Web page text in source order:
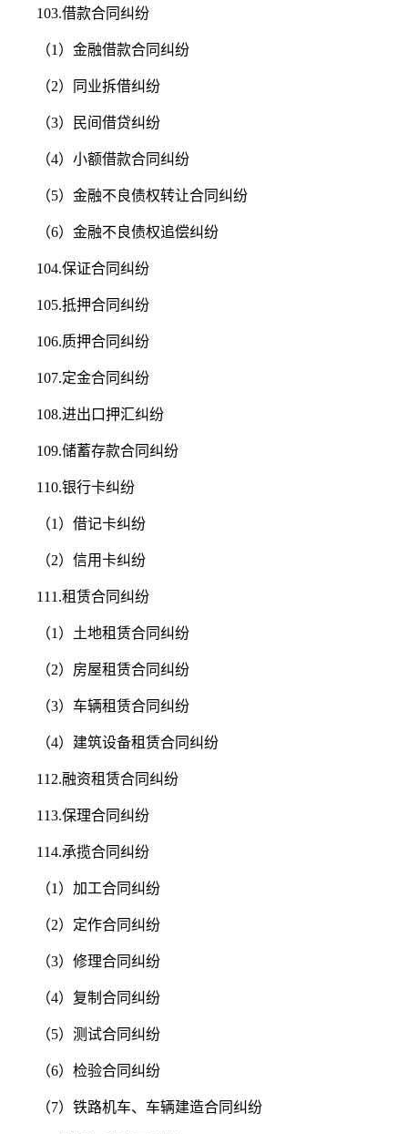
103.借款合同纠纷
（1）金融借款合同纠纷
（2）同业拆借纠纷
（3）民间借贷纠纷
（4）小额借款合同纠纷
（5）金融不良债权转让合同纠纷
（6）金融不良债权追偿纠纷
104.保证合同纠纷
105.抵押合同纠纷
106.质押合同纠纷
107.定金合同纠纷
108.进出口押汇纠纷
109.储蓄存款合同纠纷
110.银行卡纠纷
（1）借记卡纠纷
（2）信用卡纠纷
111.租赁合同纠纷
（1）土地租赁合同纠纷
（2）房屋租赁合同纠纷
（3）车辆租赁合同纠纷
（4）建筑设备租赁合同纠纷
112.融资租赁合同纠纷
113.保理合同纠纷
114.承揽合同纠纷
（1）加工合同纠纷
（2）定作合同纠纷
（3）修理合同纠纷
（4）复制合同纠纷
（5）测试合同纠纷
（6）检验合同纠纷
（7）铁路机车、车辆建造合同纠纷